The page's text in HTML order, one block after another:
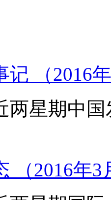
记 （2016
两星期中
（2016年